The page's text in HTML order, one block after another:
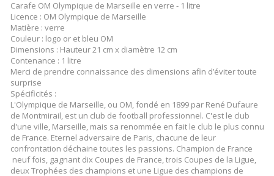
Carafe OM Olympique de Marseille en verre - 1 litre
Licence : OM Olympique de Marseille
Matière : verre
Couleur : logo or et bleu OM
Dimensions : Hauteur 21 cm x diamètre 12 cm
Contenance : 1 litre
Merci de prendre connaissance des dimensions afin d’éviter toute
surprise
Spécificités :
L'Olympique de Marseille, ou OM, fondé en 1899 par René Dufaure
de Montmirail, est un club de football professionnel. C'est le club
d'une ville, Marseille, mais sa renommée en fait le club le plus connu
de France. Eternel adversaire de Paris, chacune de leur
confrontation déchaine toutes les passions. Champion de France
neuf fois, gagnant dix Coupes de France, trois Coupes de la Ligue,
deux Trophées des champions et une Ligue des champions de